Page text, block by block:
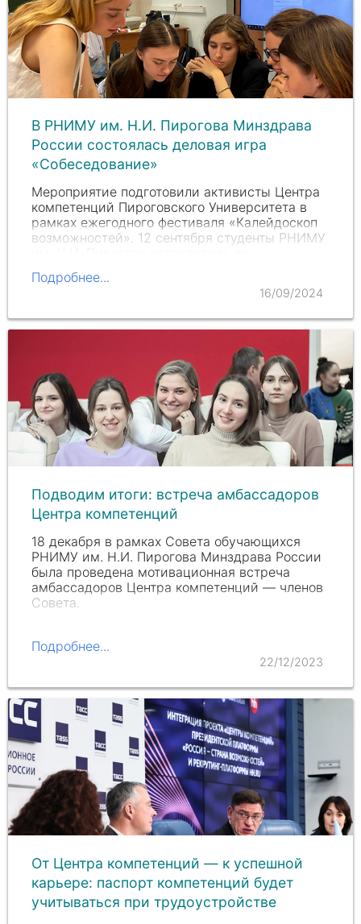
В РНИМУ им. Н.И. Пирогова Минздрава
России состоялась деловая игра
«Собеседование»
Мероприятие подготовили активисты Центра
компетенций Пироговского Университета в
рамках ежегодного фестиваля «Калейдоскоп
возможностей». 12 сентября студенты РНИМУ
консультирования
Подробнее...
16/09/2024
Подводим итоги: встреча амбассадоров
Центра компетенций
18 декабря в рамках Совета обучающихся
РНИМУ им. Н.И. Пирогова Минздрава России
была проведена мотивационная встреча
амбассадоров Центра компетенций — членов
Совета.
Подробнее...
22/12/2023
От Центра компетенций — к успешной
карьере: паспорт компетенций будет
учитываться при трудоустройстве